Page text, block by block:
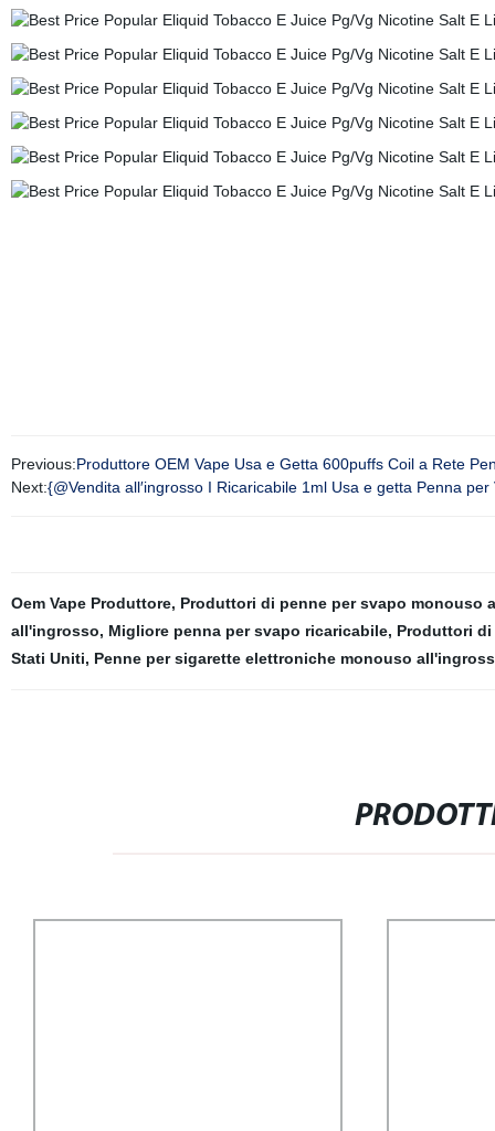
Previous:Produttore OEM Vape Usa e Getta 600puffs Coil a Rete
Next:{@Vendita all′ingrosso I Ricaricabile 1ml Usa e getta Penna
Oem Vape Produttore, Produttori di penne per svapo monouso
all'ingrosso, Migliore penna per svapo ricaricabile, Produttori
Stati Uniti, Penne per sigarette elettroniche monouso